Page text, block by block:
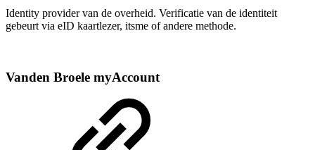
Identity provider van de overheid. Verificatie van de identiteit
gebeurt via eID kaartlezer, itsme of andere methode.
Vanden Broele myAccount